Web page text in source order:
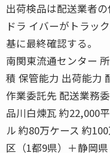
出荷検品は配送業者の
ドラ イバーがトラッ
基に最終確認する。
南関東流通センター
積 保管能力 出荷能力
作業委託先 配送業務
品川白煉瓦 約22,000
ル 約80万ケース 約
区（1都9県）＋静岡